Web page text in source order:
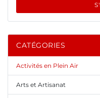
CATÉGORIES
Activités en Plein Air
Arts et Artisanat